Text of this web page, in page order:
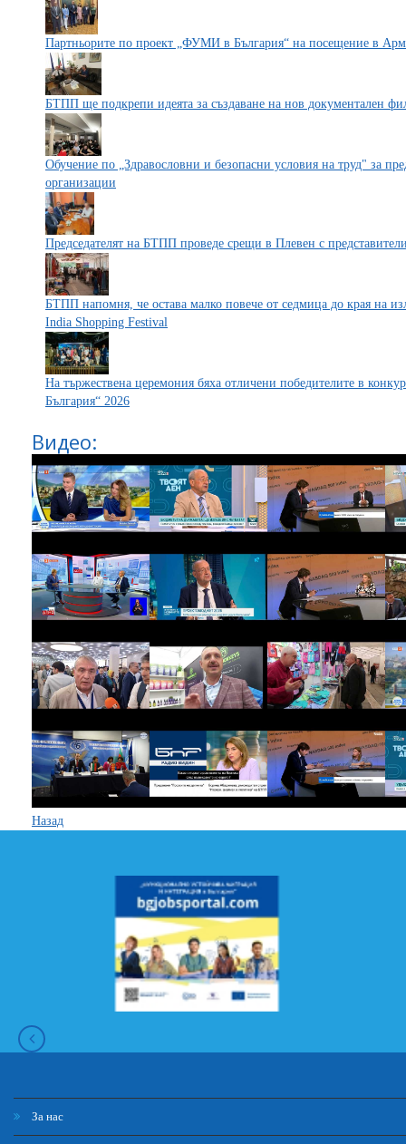
Партньорите по проект „ФУМИ в България“ на посещение в
БТПП ще подкрепи идеята за създаване на нов документален
Обучение по „Здравословни и безопасни условия на труд" за
организации
Председателят на БТПП проведе срещи в Плевен с
БТПП напомня, че остава малко повече от седмица до края на
India Shopping Festival
На тържествена церемония бяха отличени победителите в
България“ 2026
Видео:
Назад
За нас